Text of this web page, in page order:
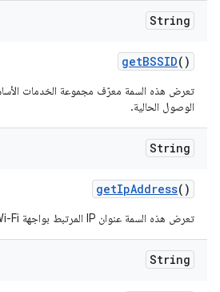
String
getBSSID()
الوصول الحالية.
String
getIpAddress()
تعرض هذه السمة عنوان IP المرتبط بواجهة Wi-Fi.
String